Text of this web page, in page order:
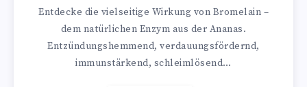
Entdecke die vielseitige Wirkung von Bromelain –
dem natürlichen Enzym aus der Ananas.
Entzündungshemmend, verdauungsfördernd,
immunstärkend, schleimlösend…